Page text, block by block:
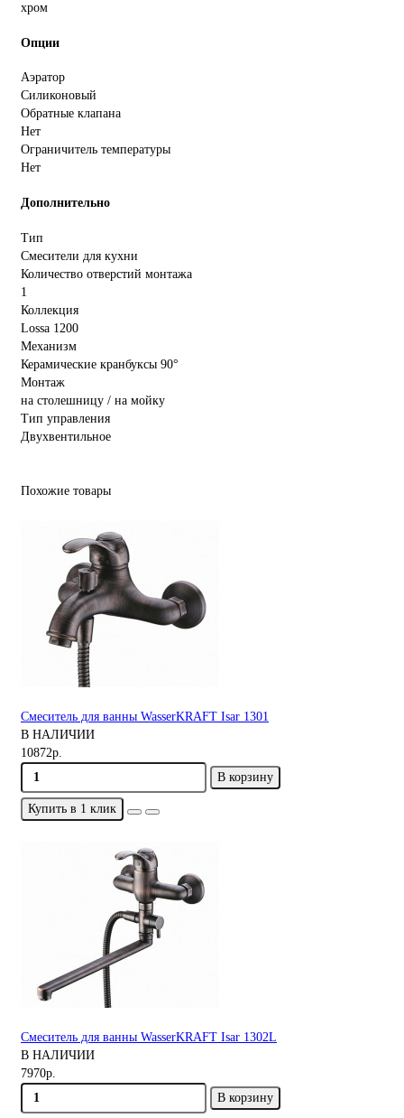
хром
Опции
Аэратор
Силиконовый
Обратные клапана
Нет
Ограничитель температуры
Нет
Дополнительно
Тип
Смесители для кухни
Количество отверстий монтажа
1
Коллекция
Lossa 1200
Механизм
Керамические кранбуксы 90°
Монтаж
на столешницу / на мойку
Тип управления
Двухвентильное
Похожие товары
Смеситель для ванны WasserKRAFT Isar 1301
В НАЛИЧИИ
10872р.
В корзину
Купить в 1 клик
Смеситель для ванны WasserKRAFT Isar 1302L
В НАЛИЧИИ
7970р.
В корзину